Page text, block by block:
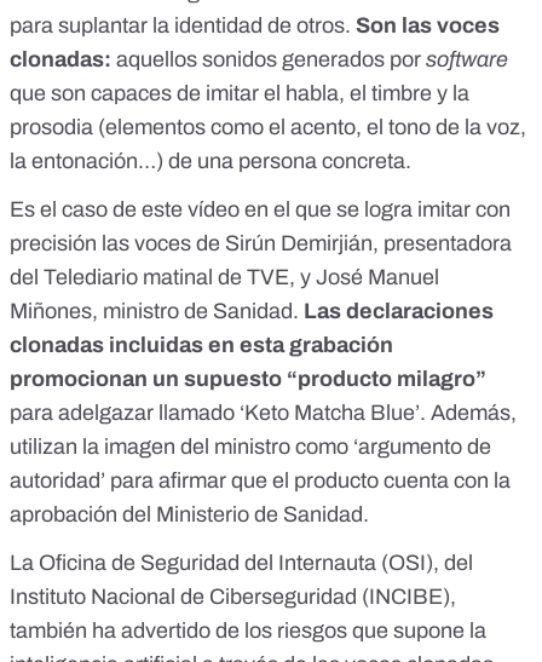
para suplantar la identidad de otros. Son las voces
clonadas: aquellos sonidos generados por software
que son capaces de imitar el habla, el timbre y la
prosodia (elementos como el acento, el tono de la voz,
la entonación…) de una persona concreta.
Es el caso de este vídeo en el que se logra imitar con
precisión las voces de Sirún Demirjián, presentadora
del Telediario matinal de TVE, y José Manuel
Miñones, ministro de Sanidad. Las declaraciones
clonadas incluidas en esta grabación
promocionan un supuesto “producto milagro”
para adelgazar llamado ‘Keto Matcha Blue’. Además,
utilizan la imagen del ministro como ‘argumento de
autoridad’ para afirmar que el producto cuenta con la
aprobación del Ministerio de Sanidad.
La Oficina de Seguridad del Internauta (OSI), del
Instituto Nacional de Ciberseguridad (INCIBE),
también ha advertido de los riesgos que supone la